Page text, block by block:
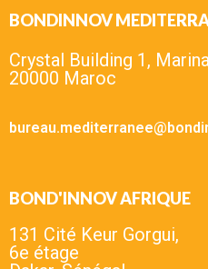
BONDINNOV
Crystal Building 1,
20000 Maroc
BOND'INNOV AFRIQUE
131 Cité Keur Gorgui,
6e étage